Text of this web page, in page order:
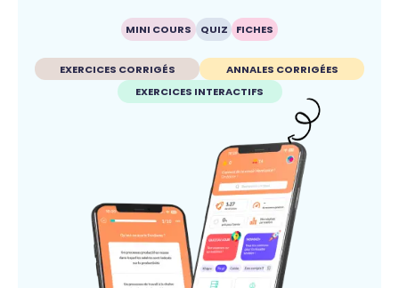
MINI COURS QUIZ FICHES
EXERCICES CORRIGÉS
ANNALES CORRIGÉES
EXERCICES INTERACTIFS